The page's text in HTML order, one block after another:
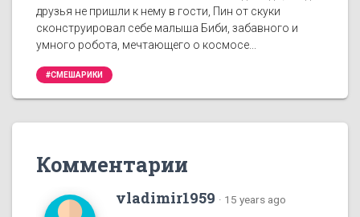
друзья не пришли к нему в гости, Пин от скуки
сконструировал себе малыша Биби, забавного и
умного робота, мечтающего о космосе...
#СМЕШАРИКИ
Комментарии
vladimir1959 · 15 years ago